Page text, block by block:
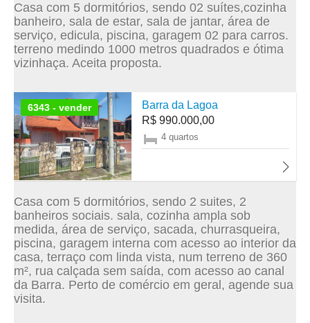
Casa com 5 dormitórios, sendo 02 suítes,cozinha
banheiro, sala de estar, sala de jantar, área de
serviço, edicula, piscina, garagem 02 para carros.
terreno medindo 1000 metros quadrados e ótima
vizinhaça. Aceita proposta.
6343 - vender
Barra da Lagoa
R$ 990.000,00
4 quartos
Casa com 5 dormitórios, sendo 2 suites, 2
banheiros sociais. sala, cozinha ampla sob
medida, área de serviço, sacada, churrasqueira,
piscina, garagem interna com acesso ao interior da
casa, terraço com linda vista, num terreno de 360
m², rua calçada sem saída, com acesso ao canal
da Barra. Perto de comércio em geral, agende sua
visita.